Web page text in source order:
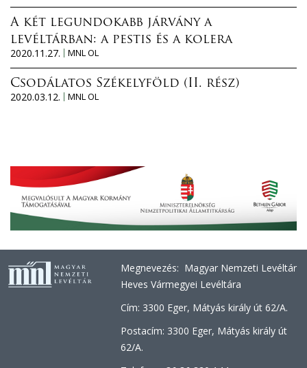
A két legundokabb járvány a
levéltárban: a pestis és a kolera
2020.11.27.
MNL OL
Csodálatos Székelyföld (II. rész)
2020.03.12.
MNL OL
Megnevezés: Magyar Nemzeti Levéltár
Heves Vármegyei Levéltára
Cím: 3300 Eger, Mátyás király út 62/A.
Postacím: 3300 Eger, Mátyás király út
62/A.